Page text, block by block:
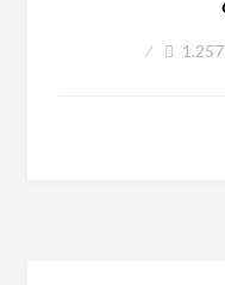
1.257